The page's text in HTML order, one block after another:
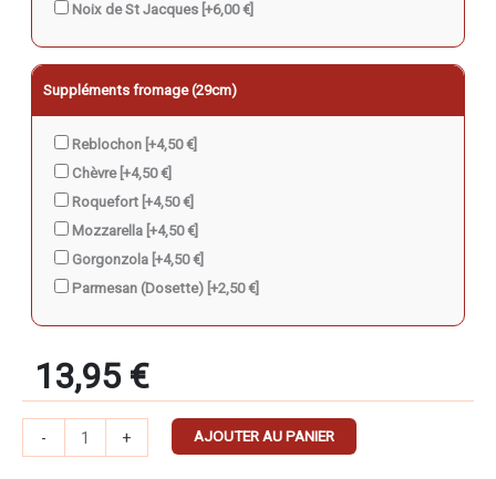
Noix de St Jacques [+6,00 €]
Suppléments fromage (29cm)
Reblochon [+4,50 €]
Chèvre [+4,50 €]
Roquefort [+4,50 €]
Mozzarella [+4,50 €]
Gorgonzola [+4,50 €]
Parmesan (Dosette) [+2,50 €]
13,95€
- + AJOUTER AU PANIER